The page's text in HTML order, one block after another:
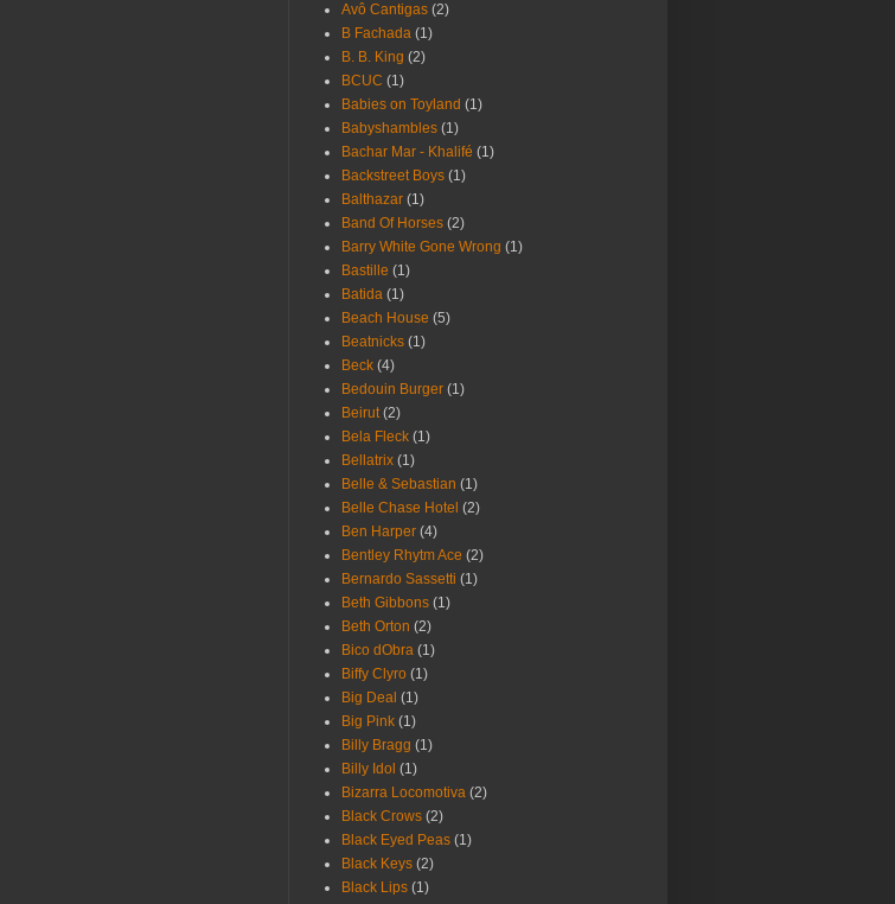
Avô Cantigas (2)
B Fachada (1)
B. B. King (2)
BCUC (1)
Babies on Toyland (1)
Babyshambles (1)
Bachar Mar - Khalifé (1)
Backstreet Boys (1)
Balthazar (1)
Band Of Horses (2)
Barry White Gone Wrong (1)
Bastille (1)
Batida (1)
Beach House (5)
Beatnicks (1)
Beck (4)
Bedouin Burger (1)
Beirut (2)
Bela Fleck (1)
Bellatrix (1)
Belle & Sebastian (1)
Belle Chase Hotel (2)
Ben Harper (4)
Bentley Rhytm Ace (2)
Bernardo Sassetti (1)
Beth Gibbons (1)
Beth Orton (2)
Bico dObra (1)
Biffy Clyro (1)
Big Deal (1)
Big Pink (1)
Billy Bragg (1)
Billy Idol (1)
Bizarra Locomotiva (2)
Black Crows (2)
Black Eyed Peas (1)
Black Keys (2)
Black Lips (1)